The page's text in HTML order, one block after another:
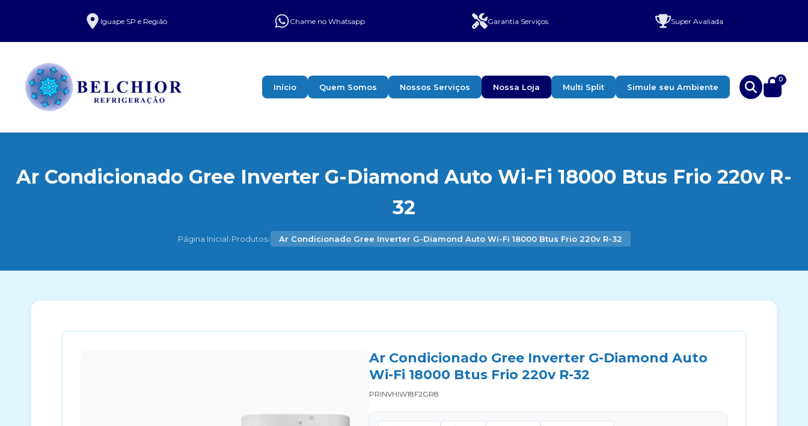
Iguape SP e Região Chame no Whatsapp Garantia Serviços Super Avaliada
Início Quem Somos Nossos Serviços Nossa Loja Multi Split Simule seu Ambiente
0
Ar Condicionado Gree Inverter G-Diamond Auto Wi-Fi 18000 Btus Frio 220v R-
32
Página Inicial›Produtos› Ar Condicionado Gree Inverter G-Diamond Auto Wi-Fi 18000 Btus Frio 220v R-32
Ar Condicionado Gree Inverter G-Diamond Auto
Wi-Fi 18000 Btus Frio 220v R-32
PRINVHIW18F2GR8